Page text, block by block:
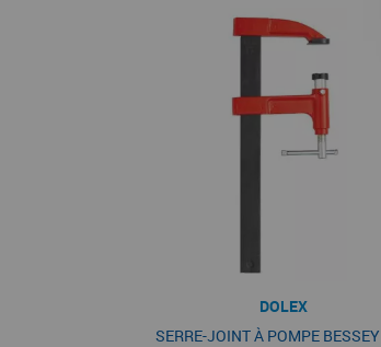
DOLEX
SERRE-JOINT À POMPE